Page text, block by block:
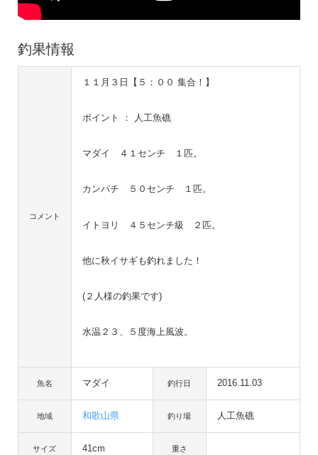
釣果情報
コメント
１１月３日【５：００ 集合！】
ポイント ： 人工魚礁
マダイ ４１センチ １匹。
カンパチ ５０センチ １匹。
イトヨリ ４５センチ級 ２匹。
他に秋イサギも釣れました！
(２人様の釣果です)
水温２３、５度海上風波。
魚名 マダイ 釣行日 2016.11.03
地域 和歌山県 釣り場 人工魚礁
サイズ 41cm 重さ